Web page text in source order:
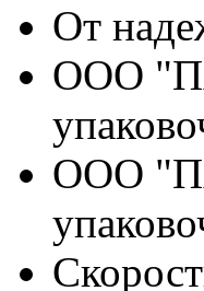
От
ООО
ООО